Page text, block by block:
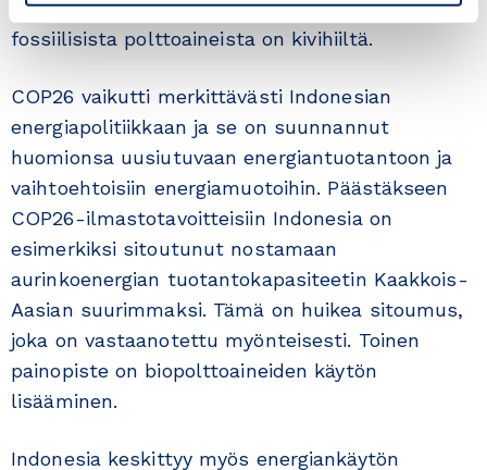
Kaakkois-Aasian maat. Noin 60 prosenttia
fossiilisista polttoaineista on kivihiiltä.
COP26 vaikutti merkittävästi Indonesian
energiapolitiikkaan ja se on suunnannut
huomionsa uusiutuvaan energiantuotantoon ja
vaihtoehtoisiin energiamuotoihin. Päästäkseen
COP26-ilmastotavoitteisiin Indonesia on
esimerkiksi sitoutunut nostamaan
aurinkoenergian tuotantokapasiteetin Kaakkois-
Aasian suurimmaksi. Tämä on huikea sitoumus,
joka on vastaanotettu myönteisesti. Toinen
painopiste on biopolttoaineiden käytön
lisääminen.
Indonesia keskittyy myös energiankäytön